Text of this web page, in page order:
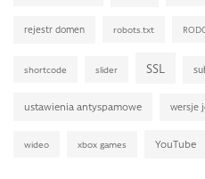
rejestr domen robots.txt
shortcode slider SSL
ustawienia antyspamowe wersje
wideo xbox games YouTube